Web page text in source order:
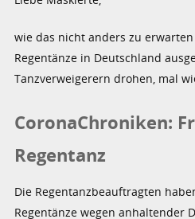
wie das nicht anders zu
Regentänze in Deutschland
Tanzverweigerern drohen, mal
CoronaChroniken:
Regentanz
Die Regentanzbeauftragten
Regentänze wegen anhaltender